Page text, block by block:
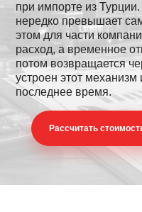
при импорте из
нередко превышает
этом для части
расход, а временное
потом возвращается
устроен этот механизм
последнее время.
Раcсчитать